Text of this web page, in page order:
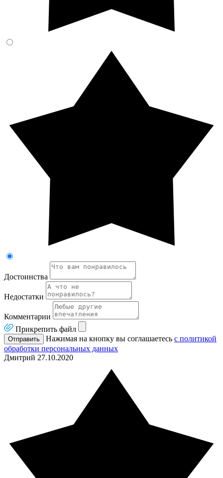
Достоинства
Недостатки
Комментарии
Прикрепить файл
Отправить Нажимая на кнопку вы соглашаетесь с политикой
обработки персональных данных
Дмитрий 27.10.2020